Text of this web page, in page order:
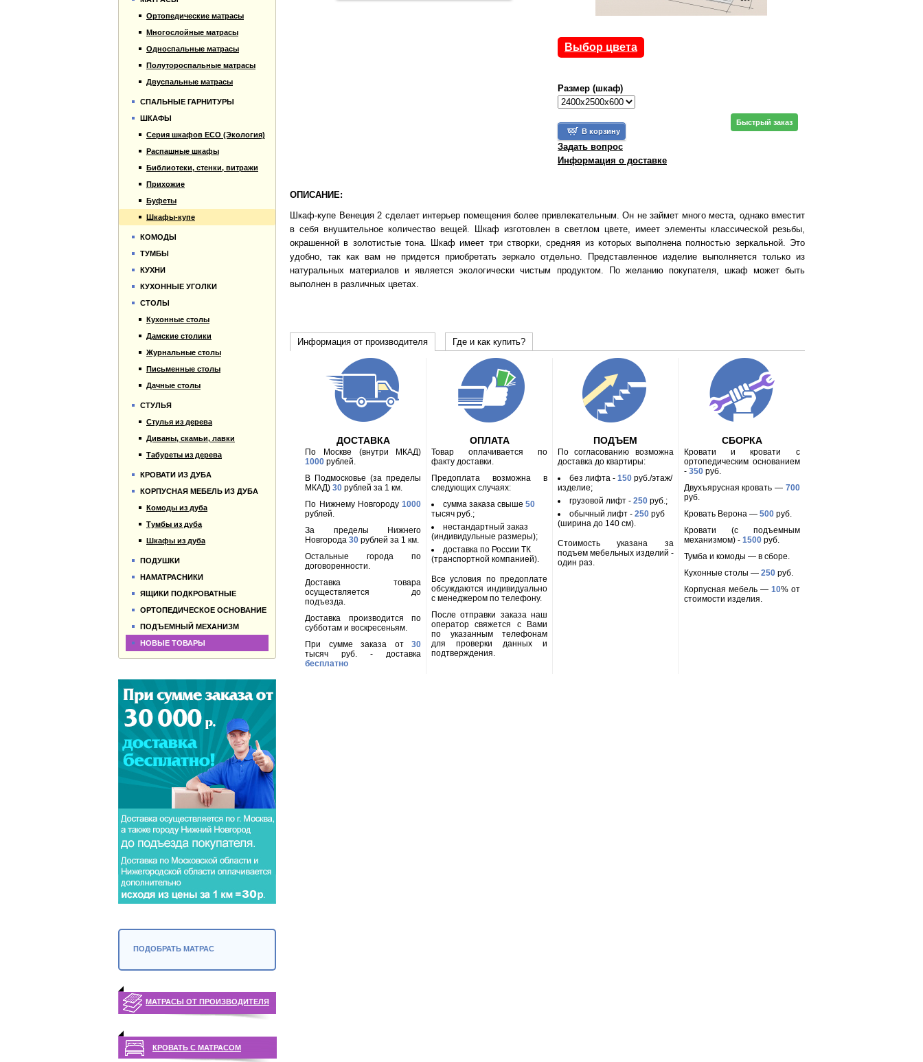
Выбор цвета
Размер (шкаф)
Задать вопрос
Быстрый заказ
Информация о доставке
ОПИСАНИЕ:
Шкаф-купе Венеция 2 сделает интерьер помещения более привлекательным. Он не займет много места, однако вместит
в себя внушительное количество вещей. Шкаф изготовлен в светлом цвете, имеет элементы классической резьбы,
окрашенной в золотистые тона. Шкаф имеет три створки, средняя из которых выполнена полностью зеркальной. Это
удобно, так как вам не придется приобретать зеркало отдельно. Представленное изделие выполняется только из
натуральных материалов и является экологически чистым продуктом. По желанию покупателя, шкаф может быть
выполнен в различных цветах.
Информация от производителя Где и как купить?
ДОСТАВКА
По Москве (внутри МКАД)
1000 рублей.
В Подмосковье (за пределы
МКАД)30 рублей за 1 км.
По Нижнему Новгороду1000
рублей.
За пределы Нижнего
Новгорода30 рублей за 1 км.
Остальные города по
договоренности.
Доставка товара
осуществляется до
подъезда.
Доставка производится по
субботам и воскресеньям.
При сумме заказа от30
тысяч руб. - доставка
бесплатно
ОПЛАТА
Товар оплачивается по
факту доставки.
Предоплата возможна в
следующих случаях:
сумма заказа свыше50
тысяч руб.;
нестандартный заказ
(индивидульные размеры);
доставка по России ТК
(транспортной компанией).
Все условия по предоплате
обсуждаются индивидуально
с менеджером по телефону.
После отправки заказа наш
оператор свяжется с Вами
по указанным телефонам
для проверки данных и
подтверждения.
ПОДЪЕМ
По согласованию возможна
доставка до квартиры:
без лифта - 150руб./этаж/
изделие;
грузовой лифт - 250руб.;
обычный лифт - 250руб
(ширина до 140 см).
Стоимость указана за
подъем мебельных изделий -
один раз.
СБОРКА
Кровати и кровати с
ортопедическим основанием
- 350руб.
Двухъярусная кровать — 700
руб.
Кровать Верона — 500руб.
Кровати (с подъемным
механизмом) - 1500руб.
Тумба и комоды — в сборе.
Кухонные столы — 250руб.
Корпусная мебель — 10% от
стоимости изделия.
Ортопедические матрасы
Многослойные матрасы
Односпальные матрасы
Полутороспальные матрасы
Двуспальные матрасы
СПАЛЬНЫЕ ГАРНИТУРЫ
ШКАФЫ
Серия шкафов ECO (Экология)
Распашные шкафы
Библиотеки, стенки, витражи
Прихожие
Буфеты
Шкафы-купе
КОМОДЫ
ТУМБЫ
КУХНИ
КУХОННЫЕ УГОЛКИ
СТОЛЫ
Кухонные столы
Дамские столики
Журнальные столы
Письменные столы
Дачные столы
СТУЛЬЯ
Стулья из дерева
Диваны, скамьи, лавки
Табуреты из дерева
КРОВАТИ ИЗ ДУБА
КОРПУСНАЯ МЕБЕЛЬ ИЗ ДУБА
Комоды из дуба
Тумбы из дуба
Шкафы из дуба
ПОДУШКИ
НАМАТРАСНИКИ
ЯЩИКИ ПОДКРОВАТНЫЕ
ОРТОПЕДИЧЕСКОЕ ОСНОВАНИЕ
ПОДЪЕМНЫЙ МЕХАНИЗМ
НОВЫЕ ТОВАРЫ
ПОДОБРАТЬ МАТРАС
МАТРАСЫ ОТ ПРОИЗВОДИТЕЛЯ
КРОВАТЬ С МАТРАСОМ